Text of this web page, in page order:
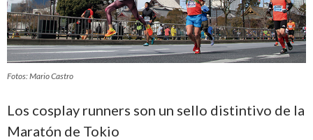
Fotos: Mario Castro
Los cosplay runners son un sello distintivo de la
Maratón de Tokio